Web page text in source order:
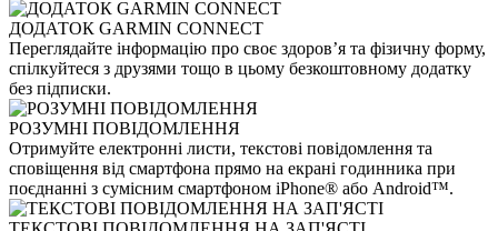
ДОДАТОК GARMIN CONNECT
Переглядайте інформацію про своє здоров’я та фізичну форму,
спілкуйтеся з друзями тощо в цьому безкоштовному додатку
без підписки.
РОЗУМНІ ПОВІДОМЛЕННЯ
Отримуйте електронні листи, текстові повідомлення та
сповіщення від смартфона прямо на екрані годинника при
поєднанні з сумісним смартфоном iPhone® або Android™.